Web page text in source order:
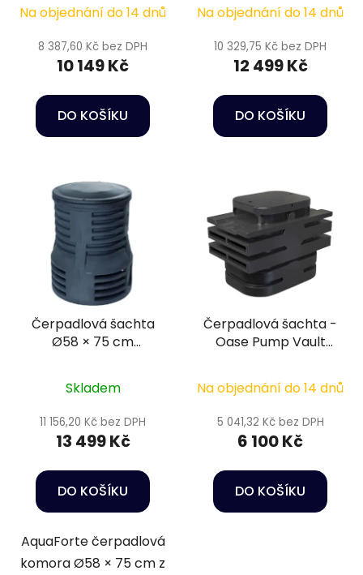
Na objednání do 14 dnů
8 387,60 Kč bez DPH
10 149 Kč
DO KOŠÍKU
Na objednání do 14 dnů
10 329,75 Kč bez DPH
12 499 Kč
DO KOŠÍKU
Čerpadlová šachta
Ø58 × 75 cm
Skladem
11 156,20 Kč bez DPH
13 499 Kč
DO KOŠÍKU
AquaForte čerpadlová
komora Ø58 × 75 cm z
Čerpadlová šachta -
Oase Pump Vault
Na objednání do 14 dnů
5 041,32 Kč bez DPH
6 100 Kč
DO KOŠÍKU